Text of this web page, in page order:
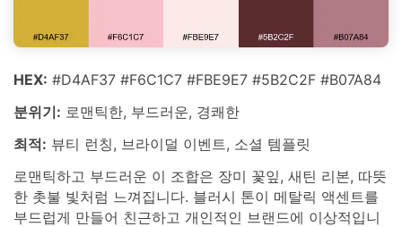
HEX: #D4AF37 #F6C1C7 #FBE9E7 #5B2C2F #B07A84
분위기: 로맨틱한, 부드러운, 경쾌한
최적: 뷰티 런칭, 브라이덜 이벤트, 소셜 템플릿
로맨틱하고 부드러운 이 조합은 장미 꽃잎, 새틴 리본, 따뜻
한 촛불 빛처럼 느껴집니다. 블러시 톤이 메탈릭 액센트를
부드럽게 만들어 친근하고 개인적인 브랜드에 이상적입니